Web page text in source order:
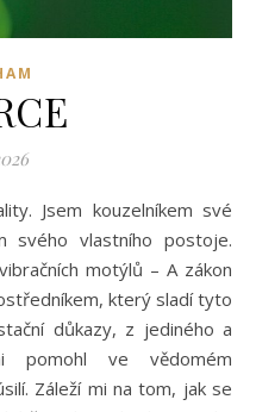
svého vlastního postoje.
motýlů – A zákon
který sladí tyto
důkazy, z jediného a
pomohl ve vědomém
Záleží mi na tom, jak se